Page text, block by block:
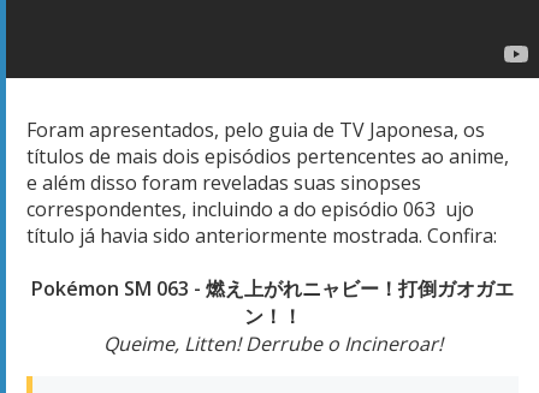
Foram apresentados, pelo guia de TV Japonesa, os
títulos de mais dois episódios pertencentes ao anime,
e além disso foram reveladas suas sinopses
correspondentes, incluindo a do episódio 063 ujo
título já havia sido anteriormente mostrada. Confira:
Pokémon SM 063 - 燃え上がれニャビー！打倒ガオガエ
ン！！
Queime, Litten! Derrube o Incineroar!